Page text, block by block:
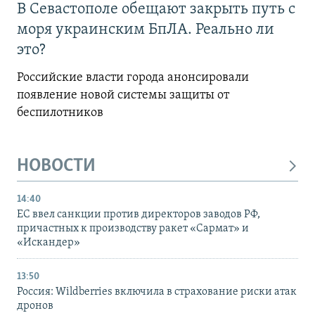
В Севастополе обещают закрыть путь с
моря украинским БпЛА. Реально ли
это?
Российские власти города анонсировали
появление новой системы защиты от
беспилотников
НОВОСТИ
14:40
ЕС ввел санкции против директоров заводов РФ,
причастных к производству ракет «Сармат» и
«Искандер»
13:50
Россия: Wildberries включила в страхование риски атак
дронов